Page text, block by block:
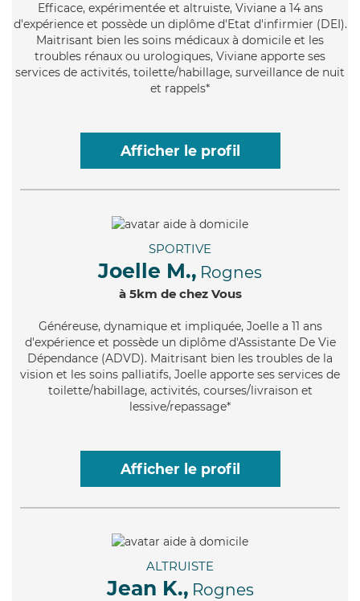
Efficace, expérimentée et altruiste, Viviane a 14 ans
d'expérience et possède un diplôme d'Etat d'infirmier (DEI).
Maitrisant bien les soins médicaux à domicile et les
troubles rénaux ou urologiques, Viviane apporte ses
services de activités, toilette/habillage, surveillance de nuit
et rappels*
Afficher le profil
SPORTIVE
Joelle M., Rognes
à 5km de chez Vous
Généreuse, dynamique et impliquée, Joelle a 11 ans
d'expérience et possède un diplôme d'Assistante De Vie
Dépendance (ADVD). Maitrisant bien les troubles de la
vision et les soins palliatifs, Joelle apporte ses services de
toilette/habillage, activités, courses/livraison et
lessive/repassage*
Afficher le profil
ALTRUISTE
Jean K., Rognes